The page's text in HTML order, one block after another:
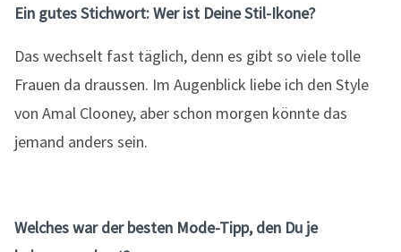
Ein gutes Stichwort: Wer ist Deine Stil-Ikone?
Das wechselt fast täglich, denn es gibt so viele tolle
Frauen da draussen. Im Augenblick liebe ich den Style
von Amal Clooney, aber schon morgen könnte das
jemand anders sein.
Welches war der besten Mode-Tipp, den Du je